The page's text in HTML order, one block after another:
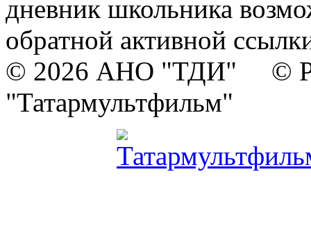
дневник школьника
обратной активной
© 2026 АНО "ТДИ" ©
"Татармультфильм"